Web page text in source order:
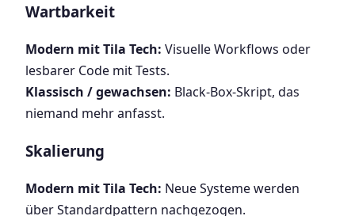
Wartbarkeit
Modern mit Tila Tech: Visuelle Workflows oder
lesbarer Code mit Tests.
Klassisch / gewachsen: Black-Box-Skript, das
niemand mehr anfasst.
Skalierung
Modern mit Tila Tech: Neue Systeme werden
über Standardpattern nachgezogen.